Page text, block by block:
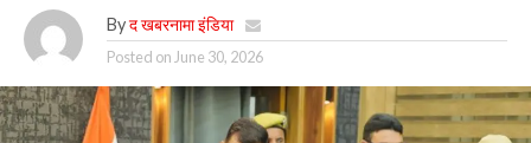
By द खबरनामा इंडिया
Posted on June 30, 2026